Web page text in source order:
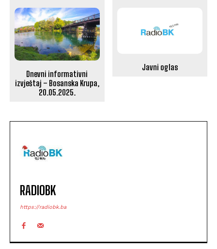
Dnevni informativni
izvještaj – Bosanska Krupa,
20.05.2025.
Javni oglas
RADIOBK
https://radiobk.ba